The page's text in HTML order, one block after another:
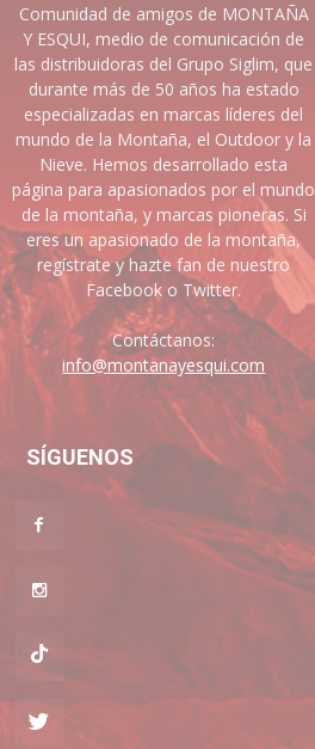
Comunidad de amigos de MONTAÑA
Y ESQUI, medio de comunicación de
las distribuidoras del Grupo Siglim, que
durante más de 50 años ha estado
especializadas en marcas líderes del
mundo de la Montaña, el Outdoor y la
Nieve. Hemos desarrollado esta
página para apasionados por el mundo
de la montaña, y marcas pioneras. Si
eres un apasionado de la montaña,
regístrate y hazte fan de nuestro
Facebook o Twitter.
Contáctanos:
info@montanayesqui.com
SÍGUENOS